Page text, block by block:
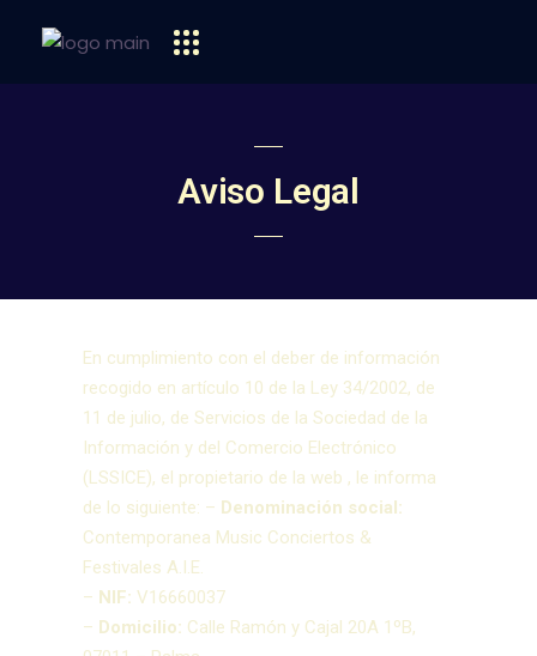
Aviso Legal
En cumplimiento con el deber de información
recogido en artículo 10 de la Ley 34/2002, de
11 de julio, de Servicios de la Sociedad de la
Información y del Comercio Electrónico
(LSSICE), el propietario de la web , le informa
de lo siguiente: – Denominación social:
Contemporanea Music Conciertos &
Festivales A.I.E.
– NIF: V16660037
– Domicilio: Calle Ramón y Cajal 20A 1ºB,